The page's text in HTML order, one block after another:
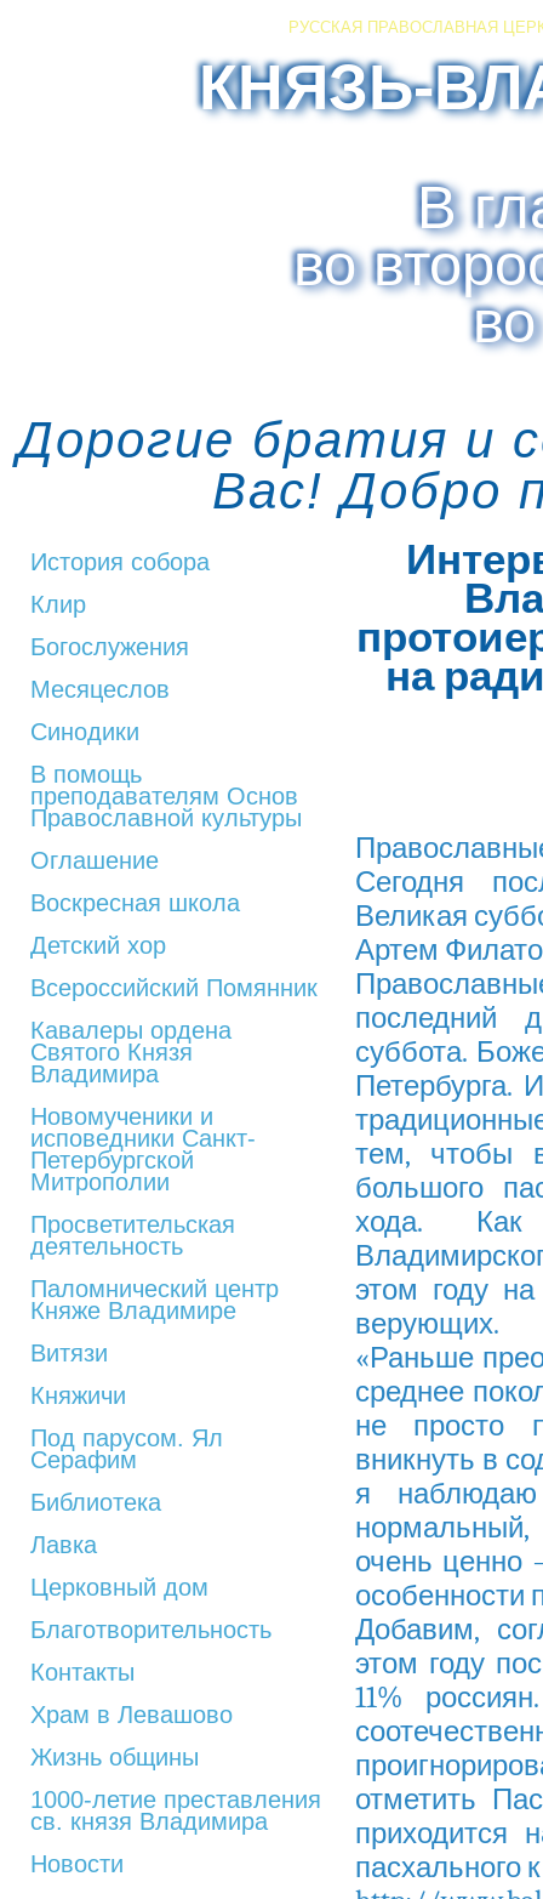
РУССКАЯ ПРАВОСЛАВНАЯ
КНЯЗЬ-
В
во
Дорогие братия и
Вас! Добро
История собора
Клир
Богослужения
Месяцеслов
Синодики
В помощь
преподавателям Основ
Православной культуры
Оглашение
Воскресная школа
Детский хор
Всероссийский Помянник
Кавалеры ордена
Святого Князя
Владимира
Новомученики и
исповедники Санкт-
Петербургской
Митрополии
Просветительская
деятельность
Паломнический центр
Княже Владимире
Витязи
Княжичи
Под парусом. Ял
Серафим
Библиотека
Лавка
Церковный дом
Благотворительность
Контакты
Храм в Левашово
Жизнь общины
1000-летие преставления
св. князя Владимира
Новости
на
Сегодня
Великая
Артем
последний
суббота.
Петербурга.
тем, чтобы
большого
хода. Как
этом году
верующих.
«Раньше
среднее
не просто
вникнуть в
я
очень ценно
особенности
Добавим,
этом году
11%
отметить
пасхального